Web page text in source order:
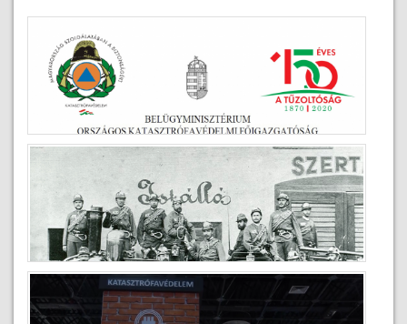
Köszöntő a Tűzoltónap alkalmából
2020-05-04